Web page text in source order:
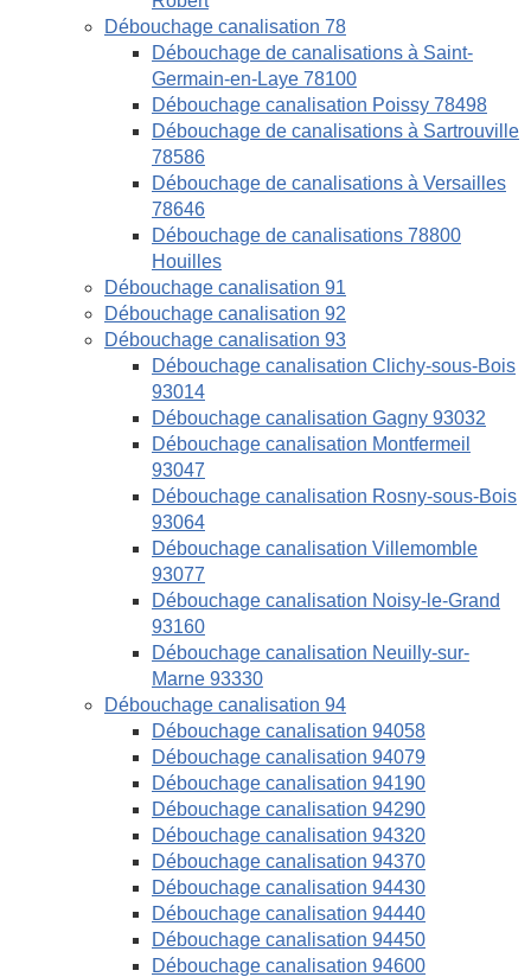
Débouchage canalisation 78
Débouchage de canalisations à Saint-
Germain-en-Laye 78100
Débouchage canalisation Poissy 78498
Débouchage de canalisations à Sartrouville
78586
Débouchage de canalisations à Versailles
78646
Débouchage de canalisations 78800
Houilles
Débouchage canalisation 91
Débouchage canalisation 92
Débouchage canalisation 93
Débouchage canalisation Clichy-sous-Bois
93014
Débouchage canalisation Gagny 93032
Débouchage canalisation Montfermeil
93047
Débouchage canalisation Rosny-sous-Bois
93064
Débouchage canalisation Villemomble
93077
Débouchage canalisation Noisy-le-Grand
93160
Débouchage canalisation Neuilly-sur-
Marne 93330
Débouchage canalisation 94
Débouchage canalisation 94058
Débouchage canalisation 94079
Débouchage canalisation 94190
Débouchage canalisation 94290
Débouchage canalisation 94320
Débouchage canalisation 94370
Débouchage canalisation 94430
Débouchage canalisation 94440
Débouchage canalisation 94450
Débouchage canalisation 94600